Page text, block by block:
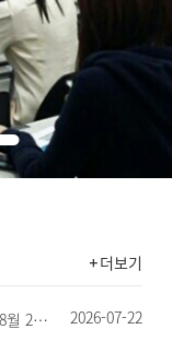
2025학년도 후기 학위복 대여 안내 (학위수여식 : 2026년 8월 28일 오전 10시) 2026-07-22
더보기